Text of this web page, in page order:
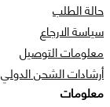
حالة الطلب
سياسة الارجاع
معلومات التوصيل
أرشادات الشحن الدولي
معلومات